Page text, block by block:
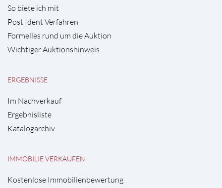
So biete ich mit
Post Ident Verfahren
Formelles rund um die Auktion
Wichtiger Auktionshinweis
ERGEBNISSE
Im Nachverkauf
Ergebnisliste
Katalogarchiv
IMMOBILIE VERKAUFEN
Kostenlose Immobilienbewertung